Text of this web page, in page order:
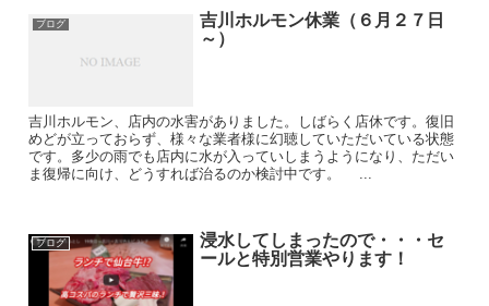
ブログ
吉川ホルモン休業（６月２７日
～）
吉川ホルモン、店内の水害がありました。しばらく店休です。復旧
めどが立っておらず、様々な業者様に幻聴していただいている状態
です。多少の雨でも店内に水が入っていしまうようになり、ただい
ま復帰に向け、どうすれば治るのか検討中です。 ...
ブログ
浸水してしまったので・・・セ
ールと特別営業やります！